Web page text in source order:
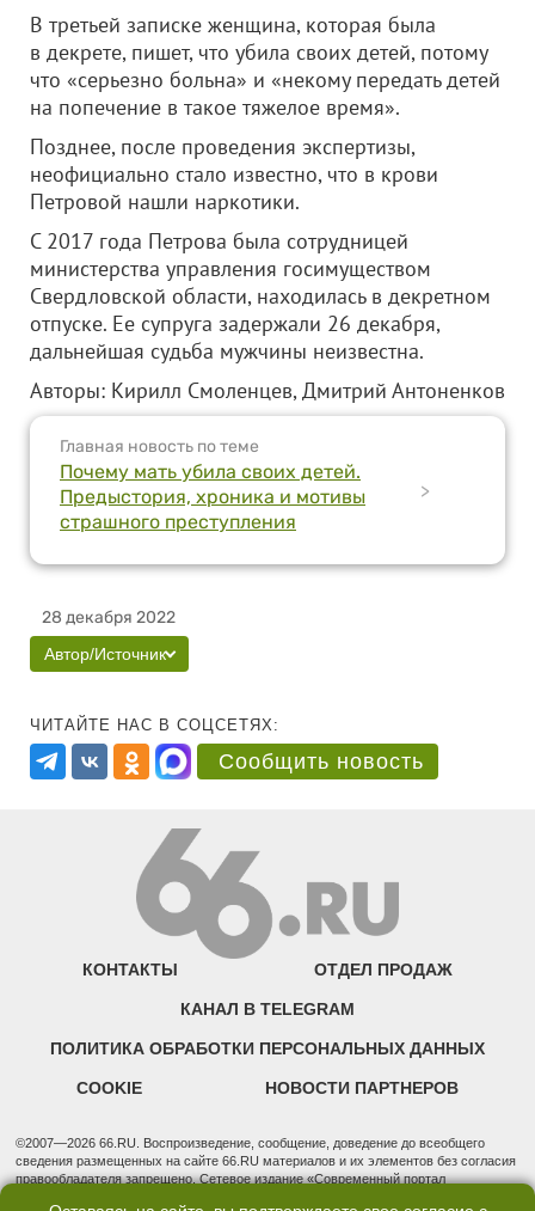
В третьей записке женщина, которая была
в декрете, пишет, что убила своих детей, потому
что «серьезно больна» и «некому передать детей
на попечение в такое тяжелое время».
Позднее, после проведения экспертизы,
неофициально стало известно, что в крови
Петровой нашли наркотики.
С 2017 года Петрова была сотрудницей
министерства управления госимуществом
Свердловской области, находилась в декретном
отпуске. Ее супруга задержали 26 декабря,
дальнейшая судьба мужчины неизвестна.
Авторы: Кирилл Смоленцев, Дмитрий Антоненков
Главная новость по теме
Почему мать убила своих детей.
Предыстория, хроника и мотивы
страшного преступления
>
28 декабря 2022
Автор/Источник
ЧИТАЙТЕ НАС В СОЦСЕТЯХ:
Сообщить новость
КОНТАКТЫ ОТДЕЛ ПРОДАЖ
КАНАЛ В TELEGRAM
ПОЛИТИКА ОБРАБОТКИ ПЕРСОНАЛЬНЫХ ДАННЫХ
COOKIE НОВОСТИ ПАРТНЕРОВ
©2007—2026 66.RU. Воспроизведение, сообщение, доведение до всеобщего
сведения размещенных на сайте 66.RU материалов и их элементов без согласия
правообладателя запрещено. Сетевое издание «Современный портал